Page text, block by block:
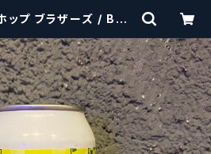
ップ ブラザーズ / Beh
ズ】 | craftbeerscis
sors